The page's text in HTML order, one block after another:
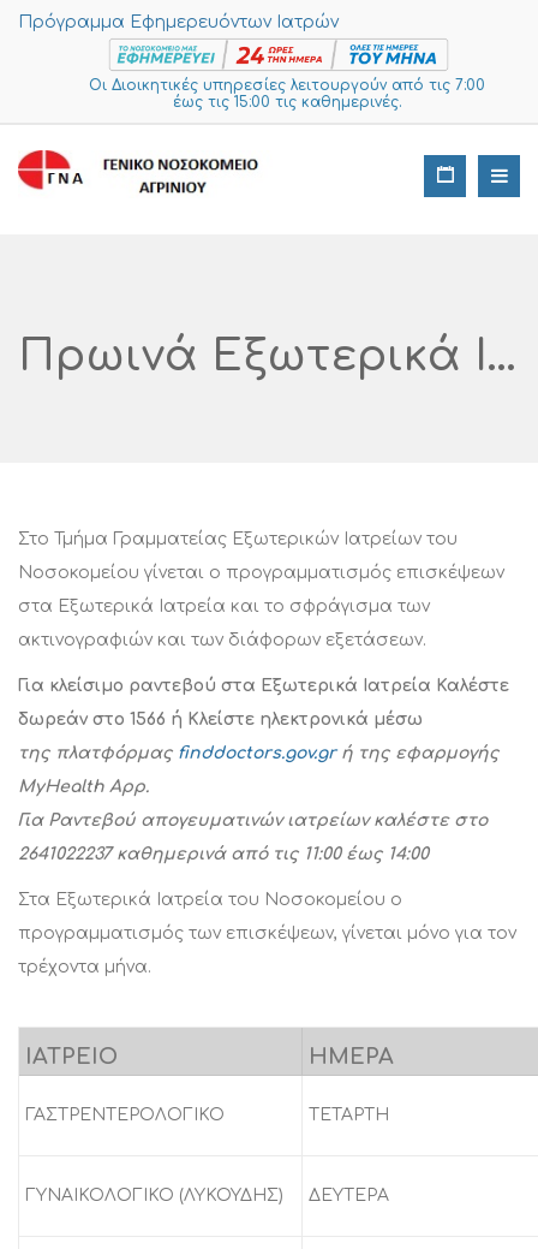
Πρόγραμμα Εφημερευόντων Ιατρών
Οι Διοικητικές υπηρεσίες λειτουργούν από τις 7:00
έως τις 15:00 τις καθημερινές.
Πρωινά Εξωτερικά Ιατρεία
Στο Τμήμα Γραμματείας Εξωτερικών Ιατρείων του
Νοσοκομείου γίνεται ο προγραμματισμός επισκέψεων
στα Εξωτερικά Ιατρεία και το σφράγισμα των
ακτινογραφιών και των διάφορων εξετάσεων.
Για κλείσιμο ραντεβού στα Εξωτερικά Ιατρεία Καλέστε
δωρεάν στο 1566 ή Κλείστε ηλεκτρονικά μέσω
της πλατφόρμας finddoctors.gov.grή της εφαρμογής
MyHealth App.
Για Ραντεβού απογευματινών ιατρείων καλέστε στο
2641022237 καθημερινά από τις 11:00 έως 14:00
Στα Εξωτερικά Ιατρεία του Νοσοκομείου ο
προγραμματισμός των επισκέψεων, γίνεται μόνο για τον
τρέχοντα μήνα.
ΙΑΤΡΕΙΟ ΗΜΕΡΑ
ΓΑΣΤΡΕΝΤΕΡΟΛΟΓΙΚΟ ΤΕΤΑΡΤΗ
ΓΥΝΑΙΚΟΛΟΓΙΚΟ (ΛΥΚΟΥΔΗΣ) ΔΕΥΤΕΡΑ